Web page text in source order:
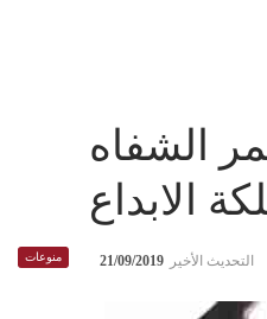
الشفاه
الابداع
منوعات التحديث الأخير 21/09/2019